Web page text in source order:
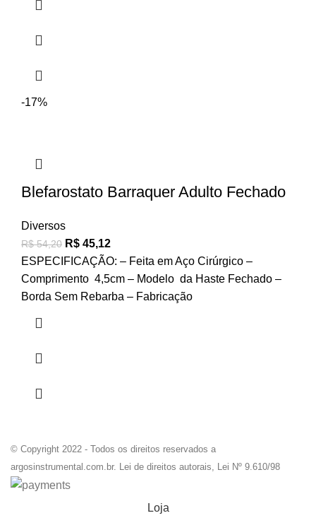
-17%
Blefarostato Barraquer Adulto Fechado
Diversos
R$54,20 R$ 45,12
ESPECIFICAÇÃO: – Feita em Aço Cirúrgico –
Comprimento 4,5cm – Modelo da Haste Fechado –
Borda Sem Rebarba – Fabricação
© Copyright 2022 - Todos os direitos reservados a
argosinstrumental.com.br. Lei de direitos autorais, Lei Nº 9.610/98
Loja